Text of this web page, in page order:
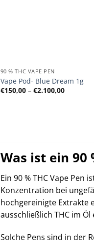
90 % THC VAPE PEN
Vape Pod- Blue Dream 1g
€150,00 – €2.100,00
Was ist ein 90
Ein 90 % THC Vape Pen
Konzentration bei
hochgereinigte Extrakte
ausschließlich THC im
Solche Pens sind in der